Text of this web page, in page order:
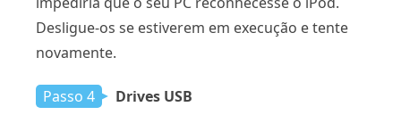
Desligue-os se estiverem em execução e tente
novamente.
Passo 4 Drives USB